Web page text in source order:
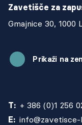
Zavetišče za
Gmajnice 30, 1000
Prikaži na
T: + 386 (0)1 256
E: info@zavetisce-